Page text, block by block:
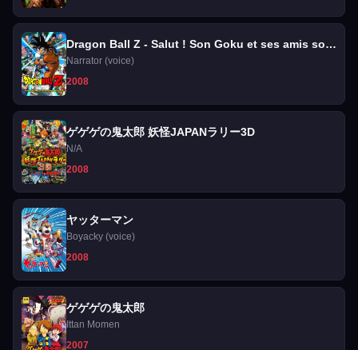
Dragon Ball Z - Salut ! Son Goku et ses amis sont
de retour !!
Narrator (voice)
2008
ゲゲゲの鬼太郎 妖怪JAPANラリー3D
N/A
2008
ヤッターマン
Boyacky (voice)
2008
ゲゲゲの鬼太郎
Ittan Momen
2007